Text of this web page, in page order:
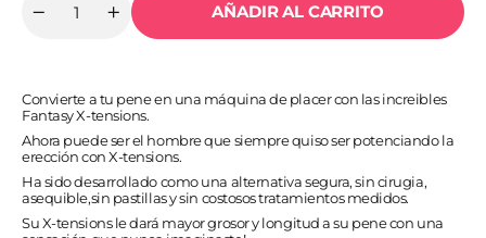
Reducir
TENSIONS
-
PERFECT
2
EXTENSION
PENE
CON
CORREA
Cantidad
Aumentar
cantidad
TENSIONS
-
PERFECT
2
EXTENSION
PENE
CON
CORREA
AÑADIR AL CARRITO
Convierte a tu pene en una máquina de placer con las increibles
Fantasy X-tensions.
Ahora puede ser el hombre que siempre quiso ser potenciando la
erección con X-tensions.
Ha sido desarrollado como una alternativa segura, sin cirugia,
asequible,sin pastillas y sin costosos tratamientos medidos.
Su X-tensions le dará mayor grosor y longitud a su pene con una